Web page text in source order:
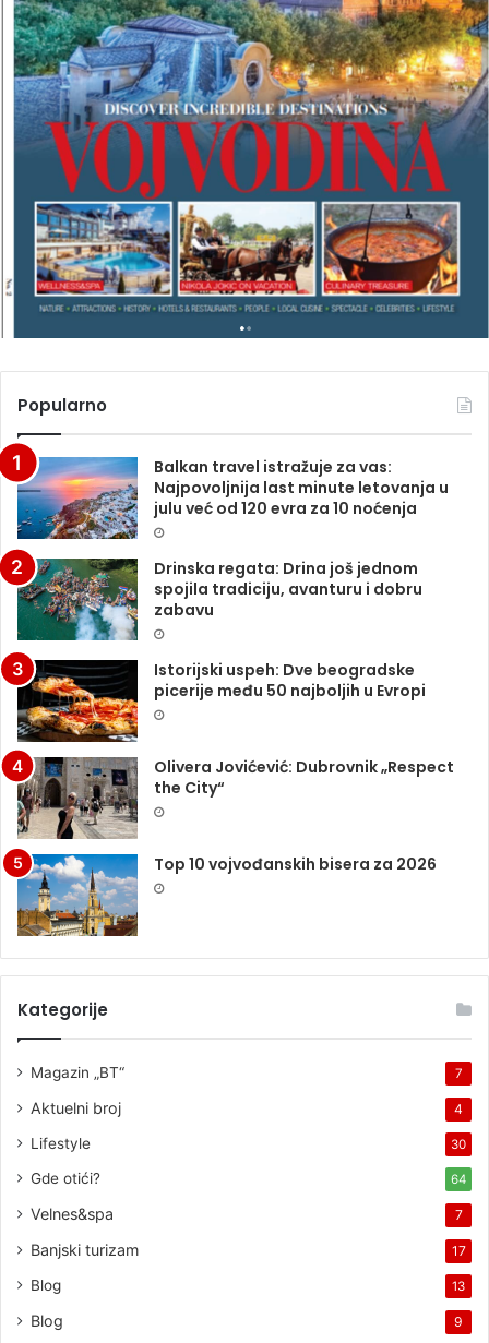
A
Popularno
Balkan travel istražuje za vas:
Najpovoljnija last minute letovanja u
julu već od 120 evra za 10 noćenja
Drinska regata: Drina još jednom
spojila tradiciju, avanturu i dobru
zabavu
Istorijski uspeh: Dve beogradske
picerije među 50 najboljih u Evropi
Olivera Jovićević: Dubrovnik „Respect
the City“
Top 10 vojvođanskih bisera za 2026
Kategorije
Magazin „BT“ 7
Aktuelni broj 4
Lifestyle 30
Gde otići? 64
Velnes&spa 7
Banjski turizam 17
Blog 13
Blog 9